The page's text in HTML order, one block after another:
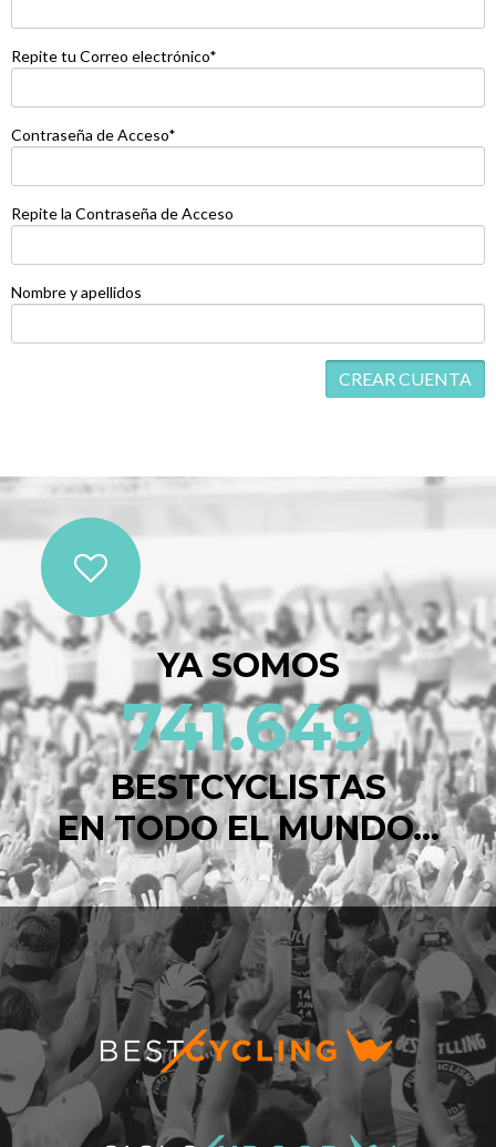
Repite tu Correo electrónico*
Contraseña de Acceso*
Repite la Contraseña de Acceso
Nombre y apellidos
YA SOMOS
741.649
BESTCYCLISTAS
EN TODO EL MUNDO...